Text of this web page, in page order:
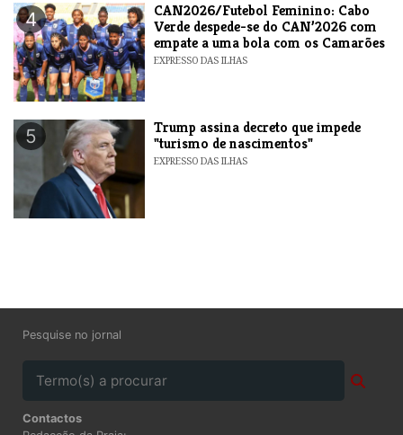
4
CAN2026/Futebol Feminino: Cabo
Verde despede-se do CAN’2026 com
empate a uma bola com os Camarões
EXPRESSO DAS ILHAS
5
Trump assina decreto que impede
"turismo de nascimentos"
EXPRESSO DAS ILHAS
Pesquise no jornal
Contactos